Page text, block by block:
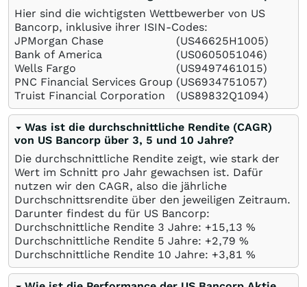
Hier sind die wichtigsten Wettbewerber von US
Bancorp, inklusive ihrer ISIN-Codes:
JPMorgan Chase
(US46625H1005)
Bank of America
(US0605051046)
Wells Fargo
(US9497461015)
PNC Financial Services Group (US6934751057)
Truist Financial Corporation
(US89832Q1094)
Was ist die durchschnittliche Rendite (CAGR)
von US Bancorp über 3, 5 und 10 Jahre?
Die durchschnittliche Rendite zeigt, wie stark der
Wert im Schnitt pro Jahr gewachsen ist. Dafür
nutzen wir den CAGR, also die jährliche
Durchschnittsrendite über den jeweiligen Zeitraum.
Darunter findest du für US Bancorp:
Durchschnittliche Rendite 3 Jahre: +15,13 %
Durchschnittliche Rendite 5 Jahre: +2,79 %
Durchschnittliche Rendite 10 Jahre: +3,81 %